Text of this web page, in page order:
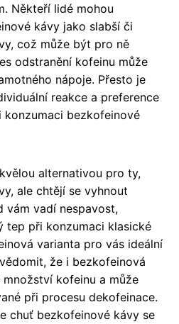
Někteří lidé mohou
kávy jako slabší či
což může být pro ně
odstranění kofeinu může
nápoje. Přesto je
reakce a preference
bezkofeinové
alternativou pro ty,
ale chtějí se vyhnout
vám vadí nespavost,
tep při konzumaci klasické
varianta pro vás ideální
že i bezkofeinová
kofeinu a může
při procesu dekofeinace.
chuť bezkofeinové kávy se